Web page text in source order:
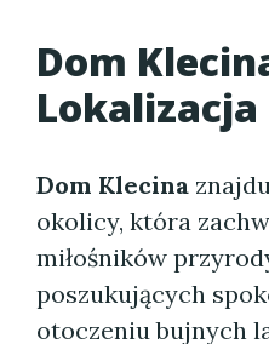
Dom
Dom Klecina
okolicy, która
miłośników
poszukujących
otoczeniu bujnych